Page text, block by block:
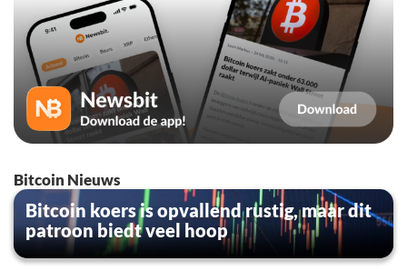
Bitcoin Nieuws
Bitcoin koers is opvallend rustig, maar dit
patroon biedt veel hoop